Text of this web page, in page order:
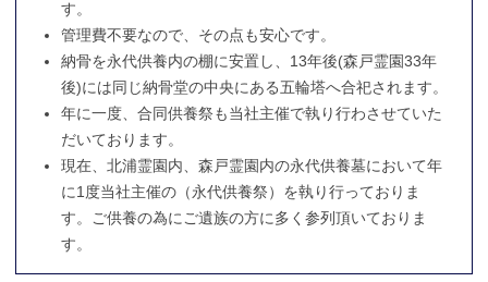
す。
管理費不要なので、その点も安心です。
納骨を永代供養内の棚に安置し、13年後(森戸霊園33年
後)には同じ納骨堂の中央にある五輪塔へ合祀されます。
年に一度、合同供養祭も当社主催で執り行わさせていた
だいております。
現在、北浦霊園内、森戸霊園内の永代供養墓において年
に1度当社主催の（永代供養祭）を執り行っておりま
す。ご供養の為にご遺族の方に多く参列頂いておりま
す。